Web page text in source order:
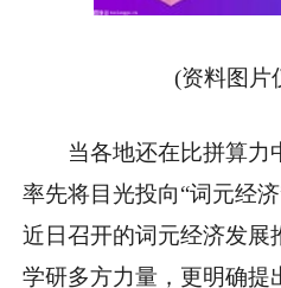
(资料图片
当各地还在比拼算力
率先将目光投向“词元经
近日召开的词元经济发展
学研多方力量，更明确提